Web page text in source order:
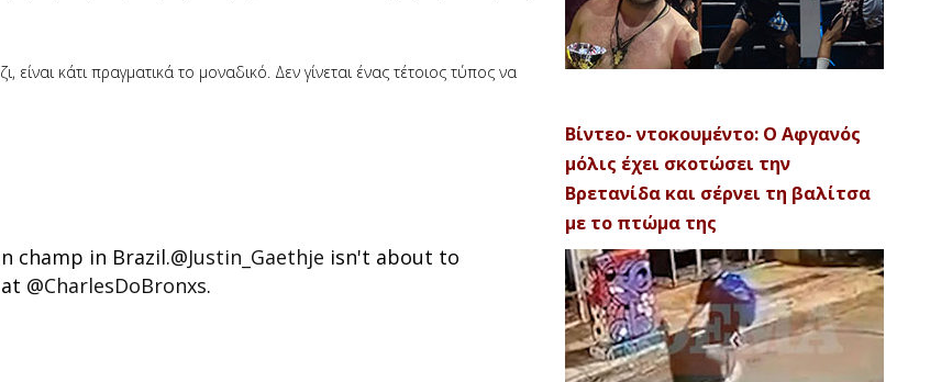
κάτι πραγματικά το μοναδικό. Δεν γίνεται ένας τέτοιος τύπος να
champ in Brazil.@Justin_Gaethje isn't about to
@CharlesDoBronxs.
Βίντεο- ντοκουμέντο: Ο Αφγανός
μόλις έχει σκοτώσει την
Βρετανίδα και σέρνει τη βαλίτσα
με το πτώμα της